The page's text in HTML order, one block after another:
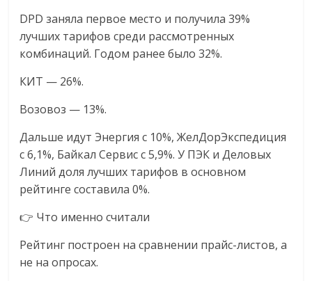
обсудить
эти
изменения
читателем.
DPD заняла первое место и получила 39%
лучших тарифов среди рассмотренных
комбинаций. Годом ранее было 32%.
КИТ — 26%.
Возовоз — 13%.
Дальше идут Энергия с 10%, ЖелДорЭкспедиция
с 6,1%, Байкал Сервис с 5,9%. У ПЭК и Деловых
Линий доля лучших тарифов в основном
рейтинге составила 0%.
👉 Что именно считали
Рейтинг построен на сравнении прайс-листов, а
не на опросах.